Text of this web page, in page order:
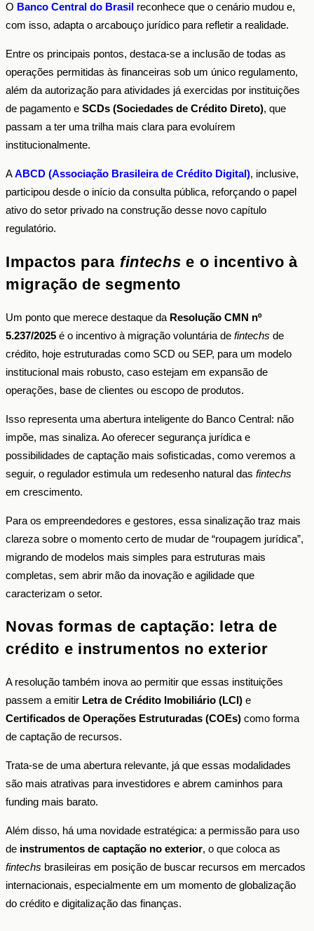
O Banco Central do Brasil reconhece que o cenário mudou e,
com isso, adapta o arcabouço jurídico para refletir a realidade.
Entre os principais pontos, destaca-se a inclusão de todas as
operações permitidas às financeiras sob um único regulamento,
além da autorização para atividades já exercidas por instituições
de pagamento e SCDs (Sociedades de Crédito Direto), que
passam a ter uma trilha mais clara para evoluírem
institucionalmente.
AABCD (Associação Brasileira de Crédito Digital), inclusive,
participou desde o início da consulta pública, reforçando o papel
ativo do setor privado na construção desse novo capítulo
regulatório.
Impactos para fintechs e o incentivo à
migração de segmento
Um ponto que merece destaque da Resolução CMN nº
5.237/2025 é o incentivo à migração voluntária de fintechs de
crédito, hoje estruturadas como SCD ou SEP, para um modelo
institucional mais robusto, caso estejam em expansão de
operações, base de clientes ou escopo de produtos.
Isso representa uma abertura inteligente do Banco Central: não
impõe, mas sinaliza. Ao oferecer segurança jurídica e
possibilidades de captação mais sofisticadas, como veremos a
seguir, o regulador estimula um redesenho natural das fintechs
em crescimento.
Para os empreendedores e gestores, essa sinalização traz mais
clareza sobre o momento certo de mudar de “roupagem jurídica”,
migrando de modelos mais simples para estruturas mais
completas, sem abrir mão da inovação e agilidade que
caracterizam o setor.
Novas formas de captação: letra de
crédito e instrumentos no exterior
A resolução também inova ao permitir que essas instituições
passem a emitir Letra de Crédito Imobiliário (LCI) e
Certificados de Operações Estruturadas (COEs) como forma
de captação de recursos.
Trata-se de uma abertura relevante, já que essas modalidades
são mais atrativas para investidores e abrem caminhos para
funding mais barato.
Além disso, há uma novidade estratégica: a permissão para uso
de instrumentos de captação no exterior, o que coloca as
fintechs brasileiras em posição de buscar recursos em mercados
internacionais, especialmente em um momento de globalização
do crédito e digitalização das finanças.